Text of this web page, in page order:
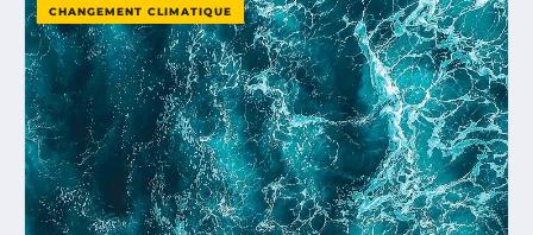
CHANGEMENT CLIMATIQUE